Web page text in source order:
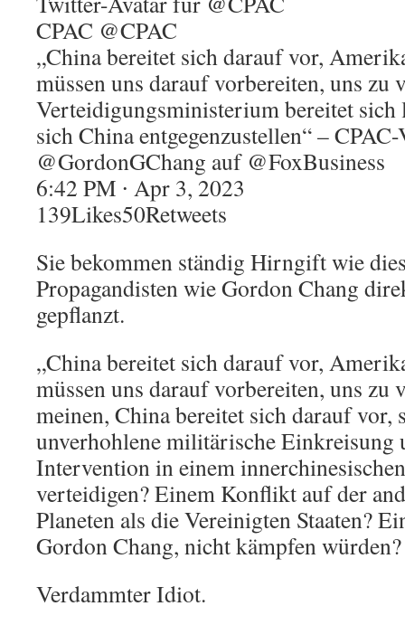
CPAC @CPAC
„China bereitet sich darauf vor,
müssen uns darauf vorbereiten, uns zu
Verteidigungsministerium bereitet sich
sich China entgegenzustellen“ –
@GordonGChang auf @FoxBusiness
6:42 PM ∙ Apr 3, 2023
139Likes50Retweets
Sie bekommen ständig Hirngift wie
Propagandisten wie Gordon Chang
gepflanzt.
„China bereitet sich darauf vor,
müssen uns darauf vorbereiten, uns zu
meinen, China bereitet sich darauf vor,
unverhohlene militärische Einkreisung
Intervention in einem
verteidigen? Einem Konflikt auf der
Planeten als die Vereinigten Staaten?
Gordon Chang, nicht kämpfen würden?
Verdammter Idiot.